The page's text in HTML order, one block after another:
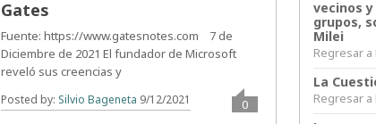
Gates
Fuente: https://www.gatesnotes.com 7 de
Diciembre de 2021 El fundador de Microsoft
reveló sus creencias y
Posted by: Silvio Bageneta 9/12/2021 0
vecinos
grupos,
Milei
Regresar a
La
Regresar a